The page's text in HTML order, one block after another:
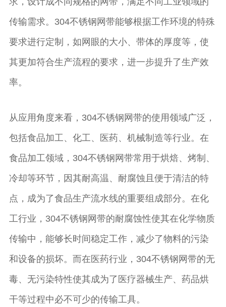
传输需求。304不锈钢网带能够根据工作环境的特殊
要求进行定制，如网眼的大小、带体的厚度等，使
其更加符合生产流程的要求，进一步提升了生产效
率。
从应用角度来看，304不锈钢网带的使用领域广泛，
包括食品加工、化工、医药、机械制造等行业。在
食品加工领域，304不锈钢网带常用于烘焙、烤制、
冷却等环节，因其耐高温、耐腐蚀且便于清洁的特
点，成为了食品生产流水线的重要组成部分。在化
工行业，304不锈钢网带的耐腐蚀性使其在化学物质
传输中，能够长时间稳定工作，减少了物料的污染
和设备的损坏。而在医药行业，304不锈钢网带的无
毒、无污染特性使其成为了医疗器械生产、药品烘
干等过程中必不可少的传输工具。